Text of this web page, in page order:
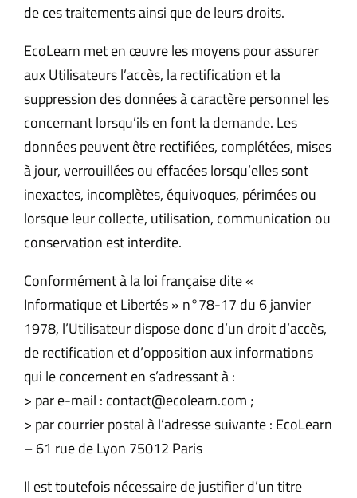
de ces traitements ainsi que de leurs droits.
EcoLearn met en œuvre les moyens pour assurer
aux Utilisateurs l’accès, la rectification et la
suppression des données à caractère personnel les
concernant lorsqu’ils en font la demande. Les
données peuvent être rectifiées, complétées, mises
à jour, verrouillées ou effacées lorsqu’elles sont
inexactes, incomplètes, équivoques, périmées ou
lorsque leur collecte, utilisation, communication ou
conservation est interdite.
Conformément à la loi française dite «
Informatique et Libertés » n°78-17 du 6 janvier
1978, l’Utilisateur dispose donc d’un droit d’accès,
de rectification et d’opposition aux informations
qui le concernent en s’adressant à :
> par e-mail : contact@ecolearn.com ;
> par courrier postal à l’adresse suivante : EcoLearn
– 61 rue de Lyon 75012 Paris
Il est toutefois nécessaire de justifier d’un titre